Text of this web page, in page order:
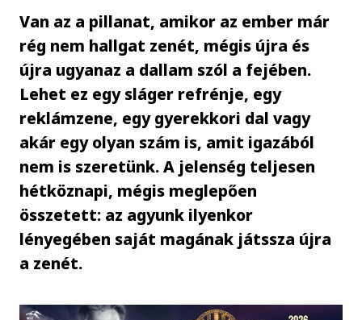
Van az a pillanat, amikor az ember már
rég nem hallgat zenét, mégis újra és
újra ugyanaz a dallam szól a fejében.
Lehet ez egy sláger refrénje, egy
reklámzene, egy gyerekkori dal vagy
akár egy olyan szám is, amit igazából
nem is szeretünk. A jelenség teljesen
hétköznapi, mégis meglepően
összetett: az agyunk ilyenkor
lényegében saját magának játssza újra
a zenét.